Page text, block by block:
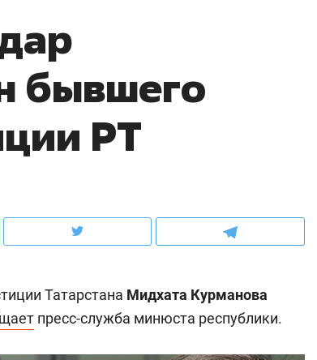
бывшего
РТ
Татарстана Мидхата Курманова
пресс-служба минюста республики.
«Не зная